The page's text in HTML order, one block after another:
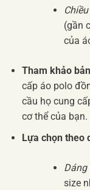
(gần
của
Tham khảo
cấp áo polo
cầu họ cung
cơ thể của bạn.
Lựa chọn theo
size